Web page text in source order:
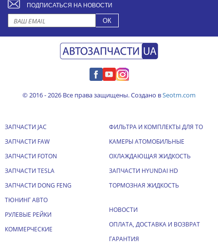
ПОДПИСАТЬСЯ НА НОВОСТИ
© 2016 - 2026 Все права защищены. Создано вSeotm.com
ЗАПЧАСТИ JAC
ЗАПЧАСТИ FAW
ЗАПЧАСТИ FOTON
ЗАПЧАСТИ TESLA
ЗАПЧАСТИ DONG FENG
ТЮНИНГ АВТО
РУЛЕВЫЕ РЕЙКИ
КОММЕРЧЕСКИЕ
ФИЛЬТРА И КОМПЛЕКТЫ ДЛЯ ТО
КАМЕРЫ АТОМОБИЛЬНЫЕ
ОХЛАЖДАЮЩАЯ ЖИДКОСТЬ
ЗАПЧАСТИ HYUNDAI HD
ТОРМОЗНАЯ ЖИДКОСТЬ
НОВОСТИ
ОПЛАТА, ДОСТАВКА И ВОЗВРАТ
ГАРАНТИЯ